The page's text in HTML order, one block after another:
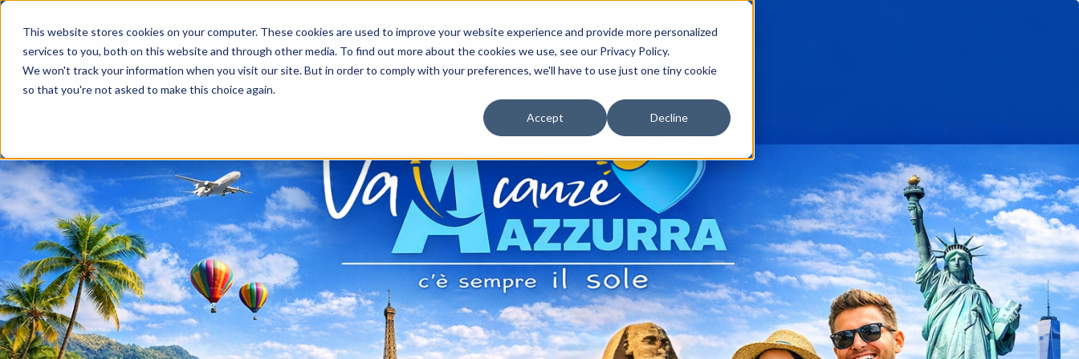
This website stores cookies on your computer. These cookies are used to improve your website experience and provide more personalized
services to you, both on this website and through other media. To find out more about the cookies we use, see our Privacy Policy.
We won't track your information when you visit our site. But in order to comply with your preferences, we'll have to use just one tiny cookie
so that you're not asked to make this choice again.
Accept Decline